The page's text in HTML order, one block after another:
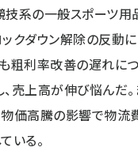
系の一般スポーツ用
クダウン解除の反動
粗利率改善の遅れに
売上高が伸び悩んだ
価高騰の影響で物
いる。